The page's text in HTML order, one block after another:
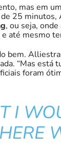
mas em
de 25
, ou seja,
até mesmo
bem.
“Mas está
foram
I